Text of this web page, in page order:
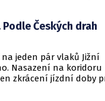
Českých drah
jeden pár vlaků Jižní
Nasazení na koridoru
zkrácení jízdní doby